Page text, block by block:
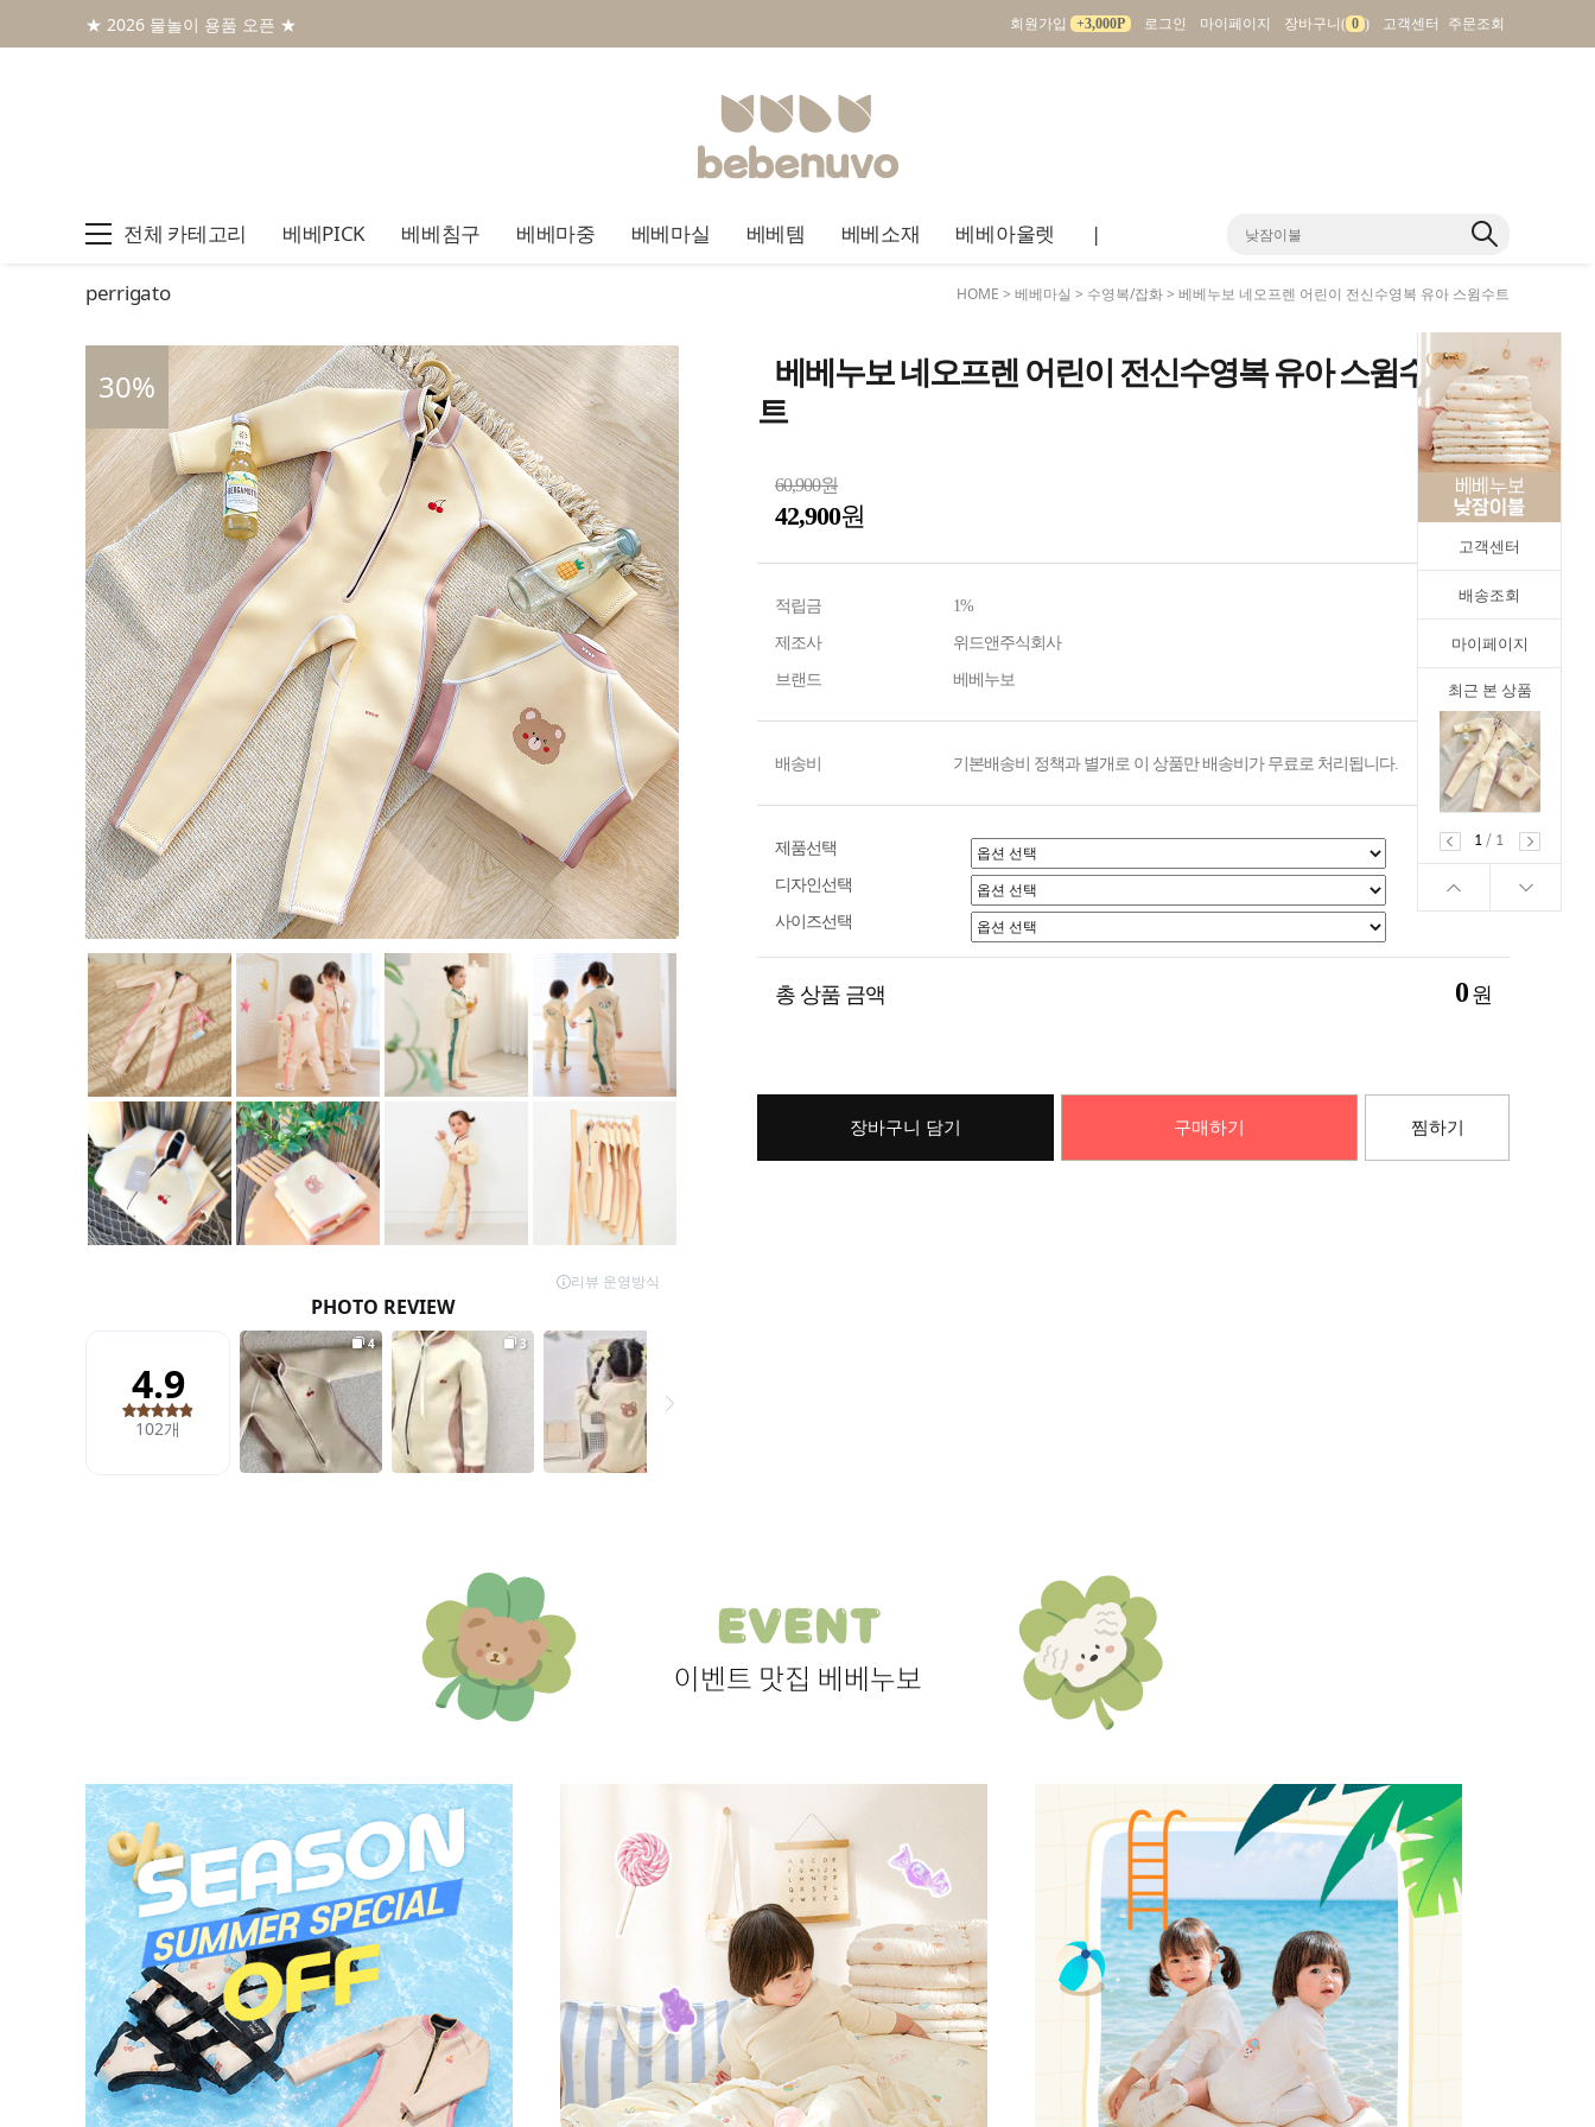
★ 2026 물놀이 용품 오픈 ★ 회원가입 +3,000P 로그인 마이페이지 장바구니( 0 ) 고객센터 주문조회
전체 카테고리 베베PICK 베베침구 베베마중 베베마실 베베템 베베소재 베베아울렛 |
perrigato
고객센터
배송조회
마이페이지
최근 본 상품
1
/ 1
HOME > 베베마실 > 수영복/잡화> 베베누보 네오프렌 어린이 전신수영복 유아 스윔수트
30%
베베누보 네오프렌 어린이 전신수영복 유아 스윔수
트
60,900원
42,900원
적립금 1%
제조사 위드앤주식회사
브랜드 베베누보
배송비 기본배송비 정책과 별개로 이 상품만 배송비가 무료로 처리됩니다.
제품선택
디자인선택
사이즈선택
총 상품 금액 0 원
장바구니 담기 구매하기 찜하기